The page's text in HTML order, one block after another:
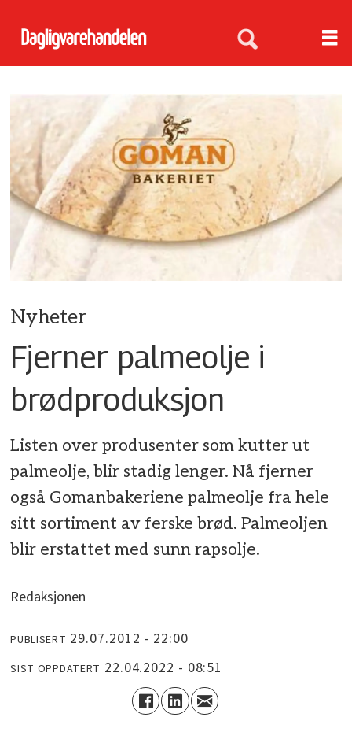
Nyheter
Fjerner palmeolje i
brødproduksjon
Listen over produsenter som kutter ut
palmeolje, blir stadig lenger. Nå fjerner
også Gomanbakeriene palmeolje fra hele
sitt sortiment av ferske brød. Palmeoljen
blir erstattet med sunn rapsolje.
Redaksjonen
PUBLISERT 29.07.2012 - 22:00
SIST OPPDATERT 22.04.2022 - 08:51